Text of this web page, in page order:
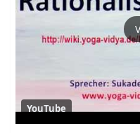
YouTube